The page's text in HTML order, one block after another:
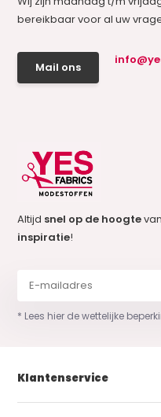
bereikbaar voor al uw
Mail ons
Altijd snel op de hoogte
inspiratie!
* Lees hier de wettelijke
Klantenservice